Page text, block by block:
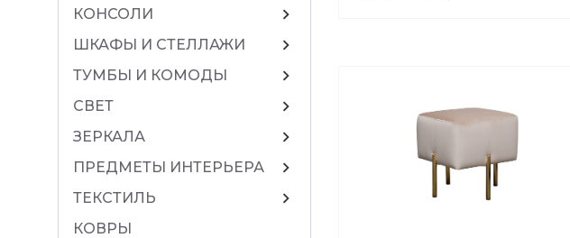
КОНСОЛИ chevron_right
ШКАФЫ И СТЕЛЛАЖИ chevron_right
ТУМБЫ И КОМОДЫ chevron_right
СВЕТ chevron_right
ЗЕРКАЛА chevron_right
ПРЕДМЕТЫ ИНТЕРЬЕРА chevron_right
ТЕКСТИЛЬ chevron_right
КОВРЫ